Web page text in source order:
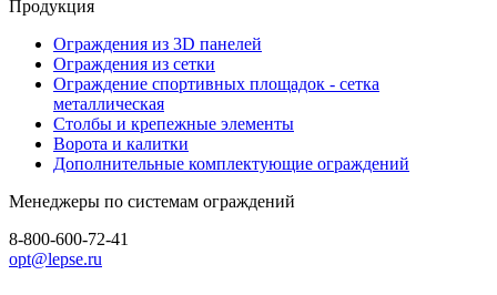
Продукция
Ограждения из 3D панелей
Ограждения из сетки
Ограждение спортивных площадок - сетка
металлическая
Столбы и крепежные элементы
Ворота и калитки
Дополнительные комплектующие ограждений
Менеджеры по системам ограждений
8-800-600-72-41
opt@lepse.ru